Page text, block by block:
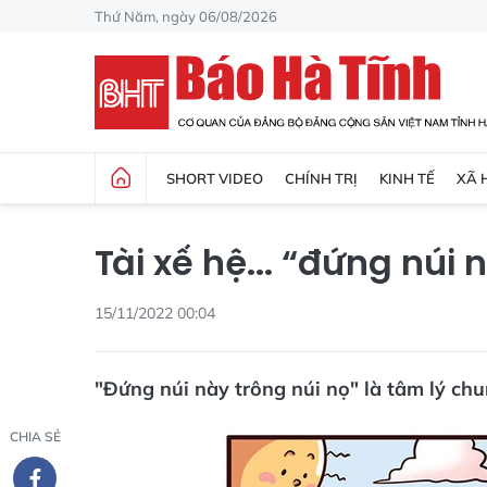
Thứ Năm, ngày 06/08/2026
SHORT VIDEO CHÍNH TRỊ KINH TẾ XÃ
Tài xế hệ... “đứng núi
15/11/2022 00:04
"Đứng núi này trông núi nọ" là tâm lý
CHIA SẺ